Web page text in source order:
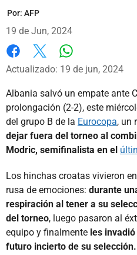
Por: AFP
19 de Jun, 2024
Facebook
X
Actualizado: 19 de jun, 2024
Albania salvó un empate ante
prolongación (2-2), este
del grupo B de la Eurocopa, un
dejar fuera del torneo al
Modric, semifinalista en el
Los hinchas croatas vivieron
rusa de emociones: durante
respiración al tener a su
del torneo, luego pasaron al
equipo y finalmente les
futuro incierto de su selección.